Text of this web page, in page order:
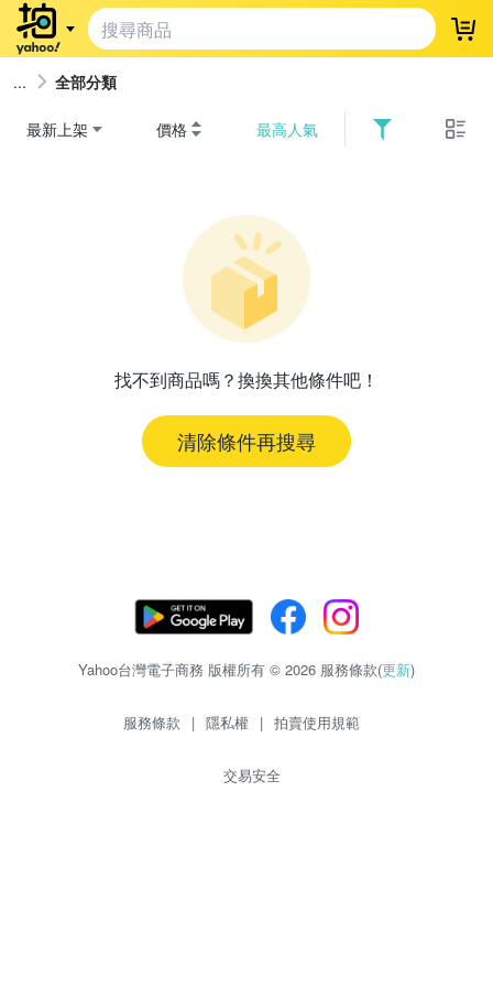
登
全部分類
最新上架 價格 最高人氣
找不到商品嗎？換換其他條件吧！
清除條件再搜尋
Yahoo台灣電子商務 版權所有 © 2026 服務條款(更新)
服務條款 | 隱私權 | 拍賣使用規範
交易安全